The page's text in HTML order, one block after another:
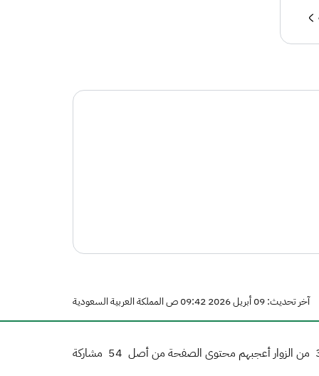
آخر تحديث: 09 أبريل 2026 09:42 ص المملكة العربية السعودية
من الزوار أعجبهم محتوى الصفحة من أصل 54 مشاركة